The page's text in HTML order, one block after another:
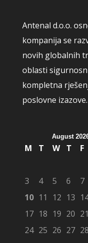
Antenal d.o.o.
kompanija se
novih globalnih
oblasti
kompletna
poslovne izazove.
August
M T W T F
3
4 5 6 7
10 11 12 13
17 18 19 20 21
24 25 26 27 28